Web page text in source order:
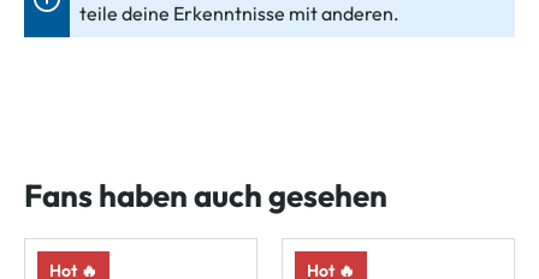
teile deine Erkenntnisse mit anderen.
Fans haben auch gesehen
Hot 🔥 Hot 🔥